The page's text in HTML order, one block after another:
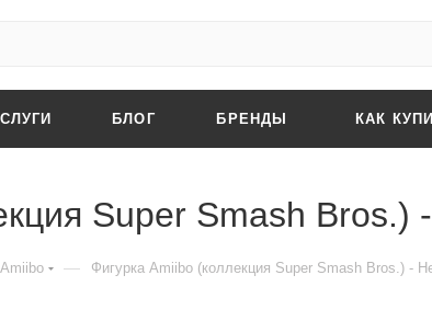
БЛОГ БРЕНДЫ КАК
Super Smash Bros.)
Amiibo — Фигурка Amiibo (коллекция Super Smash Bros.) -